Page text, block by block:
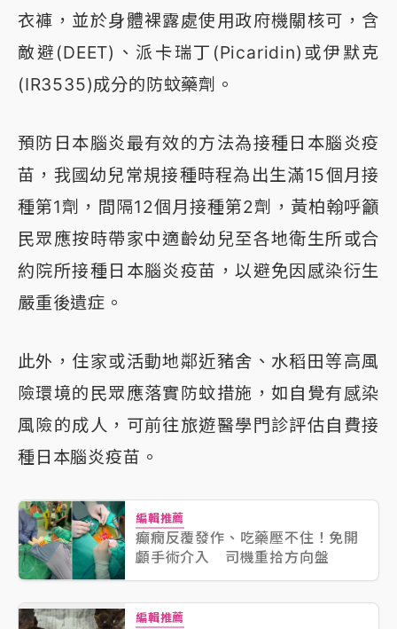
衣褲，並於身體裸露處使用政府機關核可，含
敵避(DEET)、派卡瑞丁(Picaridin)或伊默克
(IR3535)成分的防蚊藥劑。
預防日本腦炎最有效的方法為接種日本腦炎疫
苗，我國幼兒常規接種時程為出生滿15個月接
種第1劑，間隔12個月接種第2劑，黃柏翰呼籲
民眾應按時帶家中適齡幼兒至各地衛生所或合
約院所接種日本腦炎疫苗，以避免因感染衍生
嚴重後遺症。
此外，住家或活動地鄰近豬舍、水稻田等高風
險環境的民眾應落實防蚊措施，如自覺有感染
風險的成人，可前往旅遊醫學門診評估自費接
種日本腦炎疫苗。
編輯推薦
癲癇反覆發作、吃藥壓不住！免開
顱手術介入 司機重拾方向盤
編輯推薦